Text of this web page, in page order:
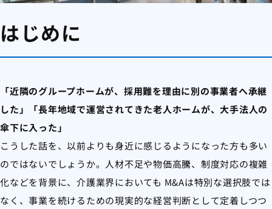
はじめに
「近隣のグループホームが、採用難を理由に別の事業者へ承継
した」
「長年地域で運営されてきた老人ホームが、大手法人の
傘下に入った」
こうした話を、以前よりも身近に感じるようになった方も多い
のではないでしょうか。人材不足や物価高騰、制度対応の複雑
化などを背景に、介護業界においても M&Aは特別な選択肢では
なく、事業を続けるための現実的な経営判断として定着しつつ